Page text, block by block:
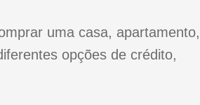
uma casa, apartamento,
opções de crédito,